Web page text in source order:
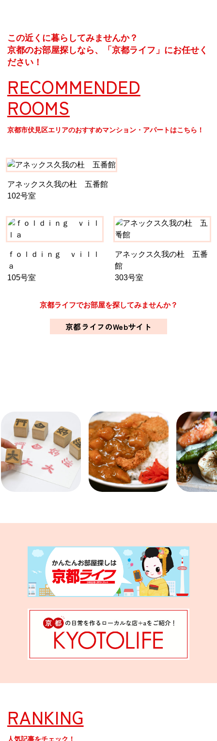
SERIES
カレーが好き
京都おやつクラブ
今月の京みやげ
京都の書店
CULTURE
関西で開催。
おすすめの展覧会
紹介します。
おすすめのイベント
この近くに暮らしてみませんか？
京都のお部屋探しなら、「京都ライフ」にお任せく
ださい！
RECOMMENDED
ROOMS
京都市伏見区エリアのおすすめマンション・アパートはこちら！
アネックス久我の杜 五番館
102号室
ｆｏｌｄｉｎｇ ｖｉｌｌ
ａ
105号室
アネックス久我の杜 五番
館
303号室
京都ライフでお部屋を探してみませんか？
京都ライフのWebサイト
RANKING
人気記事をチェック！